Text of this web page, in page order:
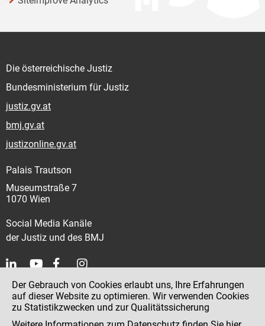
Die österreichische Justiz
Bundesministerium für Justiz
justiz.gv.at
bmj.gv.at
justizonline.gv.at
Palais Trautson
Museumstraße 7
1070 Wien
Social Media Kanäle
der Justiz und des BMJ
Kontakt
Impressum
Der Gebrauch von Cookies erlaubt uns, Ihre Erfahrungen
auf dieser Website zu optimieren. Wir verwenden Cookies
zu Statistikzwecken und zur Qualitätssicherung